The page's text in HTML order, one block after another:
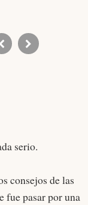
serio.
consejos de las
fue pasar por una